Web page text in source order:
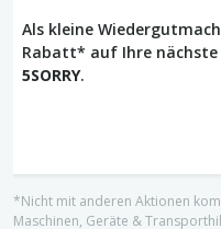
Als kleine
Rabatt* auf Ihre
5SORRY.
*Nicht mit anderen Aktionen
Maschinen, Geräte &